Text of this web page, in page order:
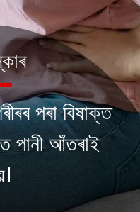
পৰা বিষাক্ত
পানী আঁতৰাই